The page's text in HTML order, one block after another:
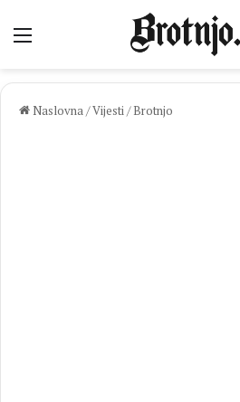
Izbornik
Naslovna/Vijesti/ Brotnjo